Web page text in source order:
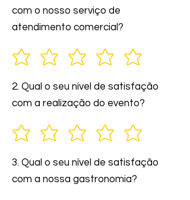
com o nosso serviço de
atendimento comercial?
2. Qual o seu nível de satisfação
com a realização do evento?
3. Qual o seu nível de satisfação
com a nossa gastronomia?